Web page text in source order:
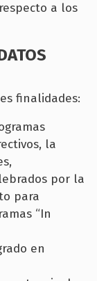
a los
finalidades:
la
por la
para
“In
en